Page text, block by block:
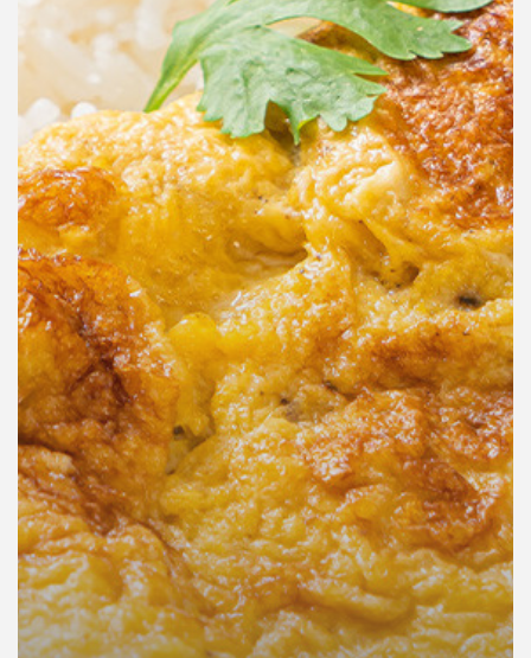
ลิ
ของ
คุณ
เพลง
บทความ
ข่าว
และ
กิจกรรม
เกี่ยว
กับ
เรา